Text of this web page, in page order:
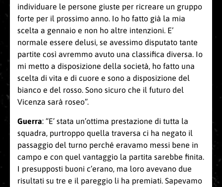
individuare le persone giuste per ricreare un gruppo
forte per il prossimo anno. Io ho fatto già la mia
scelta a gennaio e non ho altre intenzioni. E’
normale essere delusi, se avessimo disputato tante
partite così avremmo avuto una classifica diversa. Io
mi metto a disposizione della società, ho fatto una
scelta di vita e di cuore e sono a disposizione del
bianco e del rosso. Sono sicuro che il futuro del
Vicenza sarà roseo”.
Guerra: “E’ stata un’ottima prestazione di tutta la
squadra, purtroppo quella traversa ci ha negato il
passaggio del turno perché eravamo messi bene in
campo e con quel vantaggio la partita sarebbe finita.
I presupposti buoni c’erano, ma loro avevano due
risultati su tre e il pareggio li ha premiati. Sapevamo